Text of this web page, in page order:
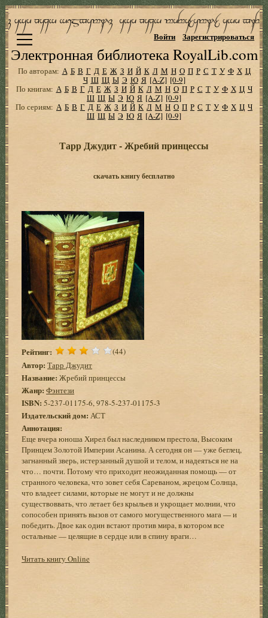
Электронная библиотека RoyalLib.com
Войти Зарегистрироваться
По авторам: А Б В Г Д Е Ж З И Й К Л М Н О П Р С Т У Ф Х Ц
Ч Ш Щ Ы Э Ю Я [A-Z] [0-9]
По книгам: А Б В Г Д Е Ж З И Й К Л М Н О П Р С Т У Ф Х Ц Ч
Ш Щ Ы Э Ю Я [A-Z] [0-9]
По сериям: А Б В Г Д Е Ж З И Й К Л М Н О П Р С Т У Ф Х Ц Ч
Ш Щ Ы Э Ю Я [A-Z] [0-9]
Тарр Джудит - Жребий принцессы
скачать книгу бесплатно
Рейтинг: (44)
Автор: Тарр Джудит
Название: Жребий принцессы
Жанр: Фэнтези
ISBN: 5-237-01175-6, 978-5-237-01175-3
Издательский дом: АСТ
Аннотация:
Еще вчера юноша Хирел был наследником престола, Высоким
Принцем Золотой Империи Асанина. А сегодня он — уже беглец,
загнанный зверь, истерзанный душой и телом, и надеяться не на
что… почти. Потому что приходит неожиданная помощь — от
странного человека, что зовет себя Сареваном, жрецом Солнца,
что владеет силами, которые не могут и не должны
существоввать, что летает без крыльев и укрощает молнии, что
сопособен принять вызов от самого могущественного мага — и
победить. Двое как один встают против мира, в котором все
остальные — целящие в сердце или в спину враги…
Читать книгу Online